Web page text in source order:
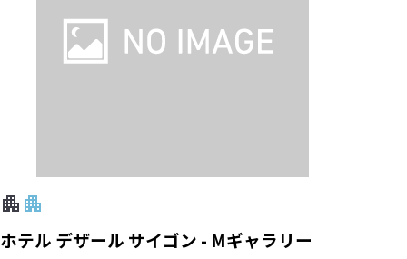
ホテル デザール サイゴン - Mギャラリー